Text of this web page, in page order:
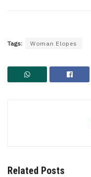
Tags: Woman Elopes
Related Posts